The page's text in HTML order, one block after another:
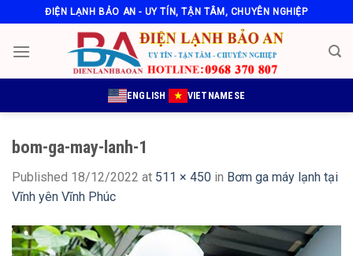
to
content
ĐIỆN LẠNH BẢO AN - UY TÍN, TẬN TÂM, CHUYÊN NGHIỆP
ENGLISH VIETNAMESE
bom-ga-may-lanh-1
Published 18/12/2022 at 511 × 450 in Bơm ga máy lạnh tại
Vĩnh yên Vĩnh Phúc